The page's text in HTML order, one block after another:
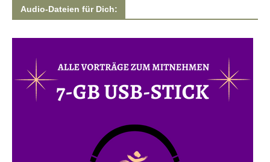
Audio-Dateien für Dich: